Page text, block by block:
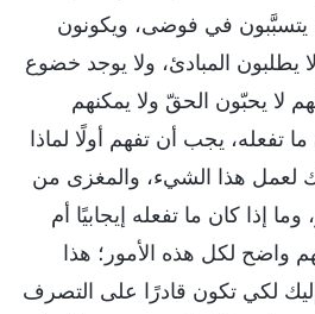
في فوضى، ويكونون
يطلبون المبادئ، ولا يوجد خضوع
لا يحبّون الحقّ ولا يمكنهم
ما تفعله، يجب أن تفهم أولًا لماذا
لعمل هذا الشيء، والمغزى من
إذا كان ما تفعله إيجابيًا أم
واضح لكل هذه الأمور؛ هذا
لكي تكون قادرًا على التصرف